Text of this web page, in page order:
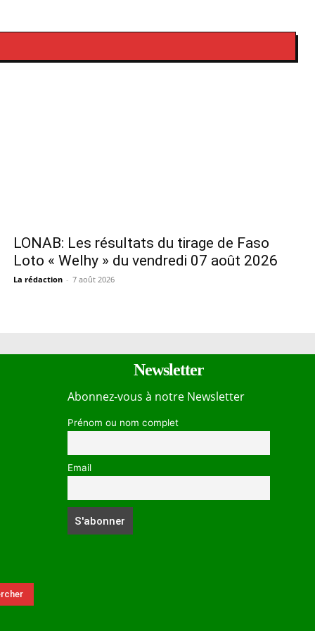
LONAB: Les résultats du tirage de Faso
Loto « Welhy » du vendredi 07 août 2026
La rédaction - 7 août 2026
Newsletter
Abonnez-vous à notre Newsletter
Prénom ou nom complet
Email